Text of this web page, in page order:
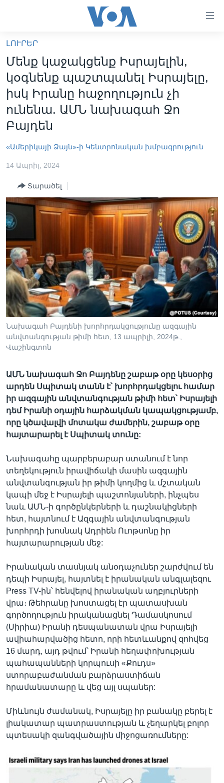
հիմնական
բովանդակությանը
անցնել
հիմնական
բովանդակությանը
հիմնական
բովանդակություն
ԼՈՒՐԵՐ
ՍՓՅՈՒՌՔ
ՏԵՍԱՆՅՈՒԹԵՐ
ՖԻԼՄԵՐ
ՖԻԼՄԵՐ
IN ENGLISH
ՄԵՐ ՄԱՍԻՆ
ՄԵՐ ՄԱՍԻՆ
ԿԱՊ ՄԵԶ ՀԵՏ
ՈՒԿՐԱԻՆԱԿԱՆ ՊԱՏԵՐԱԶՄ
Learning English
ՀԵՏԵՒԵՔ ՄԵԶ
Լեզուներ
ԼՈՒՐԵՐ
Մենք կաջակցենք Իսրայելին,
կօգնենք պաշտպանել Իսրայելը,
իսկ Իրանը հաջողություն չի
ունենա. ԱՄՆ նախագահ Ջո
Բայդեն
«Ամերիկայի Ձայն»-ի Կենտրոնական խմբագրություն
14 Ապրիլ, 2024
Տարածել
Նախագահ Բայդենի խորհրդակցությունը ազգային
անվտանգության թիմի հետ, 13 ապրիլի, 2024թ.,
Վաշինգտոն
ԱՄՆ նախագահ Ջո Բայդենը շաբաթ օրը կեսօրից
արդեն Սպիտակ տանն է՝ խորհրդակցելու համար
իր ազգային անվտանգության թիմի հետ՝ Իսրայելի
դեմ Իրանի օդային հարձակման կապակցությամբ,
որը կծավալվի մոտակա ժամերին, շաբաթ օրը
հայտարարել է Սպիտակ տունը:
Նախագահը պարբերաբար ստանում է նոր
տեղեկություն իրավիճակի մասին ազգային
անվտանգության իր թիմի կողմից և մշտական
կապի մեջ է Իսրայելի պաշտոնյաների, ինչպես
նաև ԱՄՆ-ի գործընկերների և դաշնակիցների
հետ, հայտնում է Ազգային անվտանգության
խորհրդի խոսնակ Ադրիեն Ուոթսոնը իր
հայտարարության մեջ:
Իրանական տասնյակ անօդաչուներ շարժվում են
դեպի Իսրայել, հայտնել է իրանական անգլալեզու
Press TV-ին՝ հենվելով իրանական աղբյուրների
վրա։ Թեհրանը խոստացել էր պատասխան
գործողություն իրականացնել Դամասկոսում
(Սիրիա) Իրանի դեսպանատան վրա Իսրայելի
ավիահարվածից հետո, որի հետևանքով զոհվեց
16 մարդ, այդ թվում՝ Իրանի հեղափոխության
պահապանների կորպուսի «Քուդս»
ստորաբաժանման բարձրաստիճան
հրամանատարը և վեց այլ սպաներ:
Միևնույն ժամանակ, Իսրայելը իր բանակը բերել է
լիակատար պատրաստության և չեղարկել բոլոր
պտեսակի զանգվածային միջոցառումները: